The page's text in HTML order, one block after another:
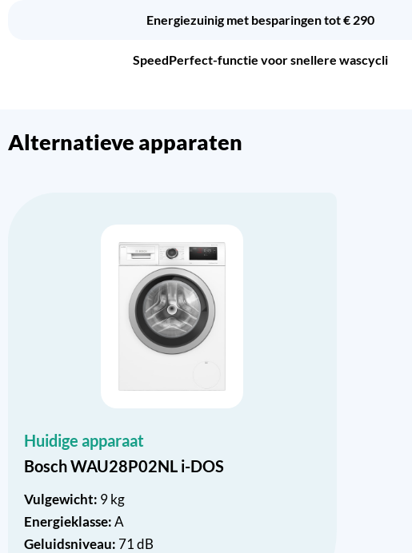
Energiezuinig met besparingen tot € 290
SpeedPerfect-functie voor snellere wascycli
Alternatieve apparaten
Huidige apparaat
Bosch WAU28P02NL i-DOS
Vulgewicht: 9 kg
Energieklasse:A
Geluidsniveau: 71 dB